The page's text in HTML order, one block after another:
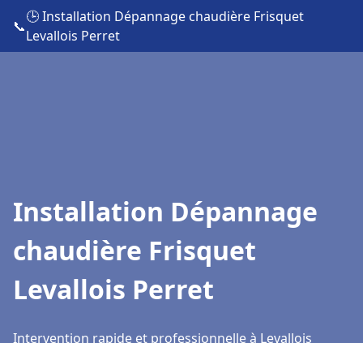
📞
🕒 Installation Dépannage chaudière Frisquet
Levallois Perret
Installation Dépannage
chaudière Frisquet
Levallois Perret
Intervention rapide et professionnelle à Levallois